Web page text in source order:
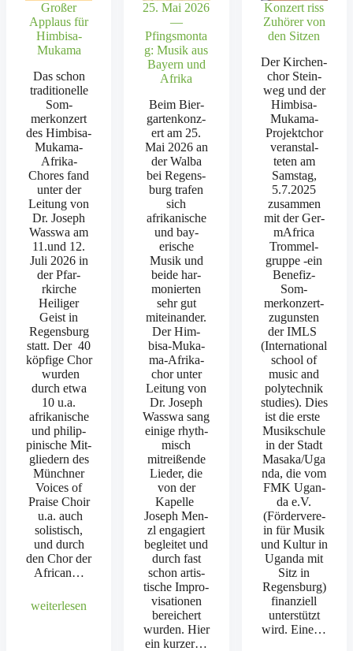
Großer
Applaus für
Himbisa-
Mukama
Das schon
tra­di­tionelle
Som­
merkonz­ert
des Him­bisa-
Muka­­ma-
Afri­­ka-
Chores fand
unter der
Leitung von
Dr. Joseph
Wass­wa am
11.und 12.
Juli 2026 in
der Pfar­
rkirche
Heiliger
Geist in
Regens­burg
statt. Der 40
köp­fige Chor
wur­den
durch etwa
10 u.a.
afrikanis­che
und philip­
pinis­che Mit­
gliedern des
Münch­n­er
Voic­es of
Praise Choir
u.a. auch
solis­tisch,
und durch
den Chor der
African…
weit­er­lesen
25. Mai 2026
—
Pfingsmonta
g: Musik aus
Bayern und
Afrika
Beim Bier­
gartenkonz­
ert am 25.
Mai 2026 an
der Wal­ba
bei Regens­
burg trafen
sich
afrikanis­che
und bay­
erische
Musik und
bei­de har­
monierten
sehr gut
miteinan­der.
Der Him­
bisa-Muka­­
ma-Afrika­­
chor unter
Leitung von
Dr. Joseph
Wass­wa sang
einige rhyth­
misch
mitreißende
Lieder, die
von der
Kapelle
Joseph Men­
zl engagiert
begleit­et und
durch fast
schon artis­
tis­che Impro­
vi­sa­tio­nen
bere­ichert
wur­den. Hier
ein kurz­er…
Konzert riss
Zuhörer von
den Sitzen
Der Kirchen­
chor Stein­
weg und der
Him­bisa-
Muka­­ma-
Pro­­jek­tchor
ver­anstal­
teten am
Sam­stag,
5.7.2025
zusam­men
mit der Ger­
mAfrica
Trom­mel­
gruppe ‑ein
Bene­­fiz-
Som­
merkonz­ert-
zugun­sten
der IMLS
(Inter­na­tion­al
school of
music and
poly­tech­nik
stud­ies). Dies
ist die erste
Musikschule
in der Stadt
Masaka/Uga
nda, die vom
FMK Ugan­
da e.V.
(Fördervere­
in für Musik
und Kul­tur in
Ugan­da mit
Sitz in
Regens­burg)
finanziell
unter­stützt
wird. Eine…